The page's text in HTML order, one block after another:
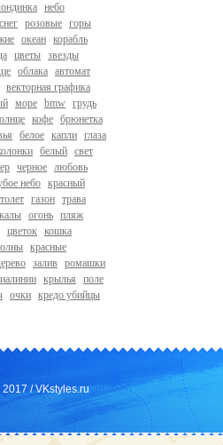
небо
снег розовые горы
океан корабль
цветы звезды
облака автомат
векторная графика
море bmw грудь
кофе брюнетка
белое капли глаза
белый свет
черное любовь
небо красный
газон трава
огонь пляж
цветок кошка
красные
залив ромашки
крылья
поле
очки кредо убийцы
2017 /VKstyles.ru